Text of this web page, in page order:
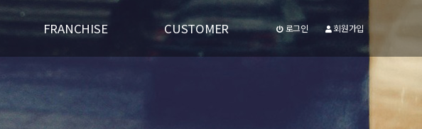
FRANCHISE
개설절차
CUSTOMER 로그인 회원가입